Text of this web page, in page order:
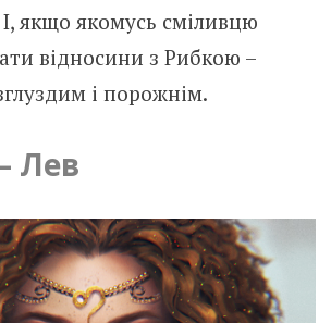
І, якщо якомусь сміливцю
відносини з Рибкою –
і порожнім.
Лев